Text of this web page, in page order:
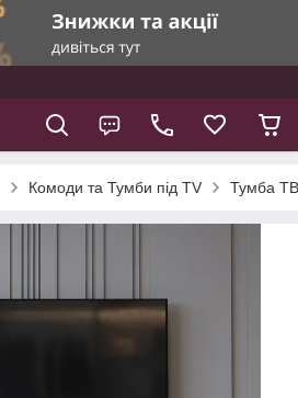
Комоди та Тумби під TV Тумба